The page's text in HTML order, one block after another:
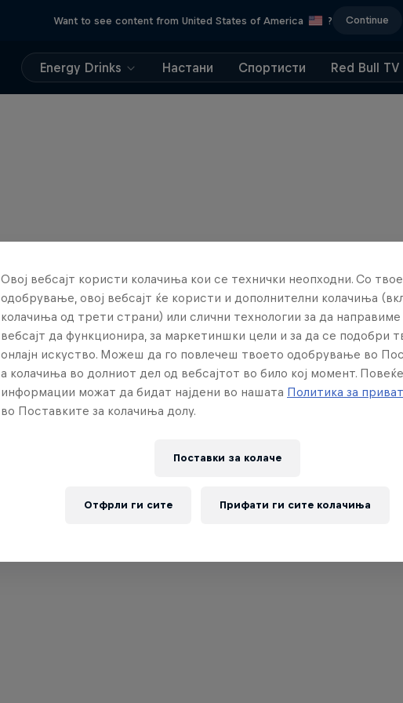
Want to see content from United States of America ? Continue
Energy Drinks Настани Спортисти Red Bull TV
Овој вебсајт користи колачиња кои се технички неопходни. Со твое
одобрување, овој вебсајт ќе користи и дополнителни колачиња
колачиња од трети страни) или слични технологии за да
вебсајт да функционира, за маркетиншки цели и за да се подобри
онлајн искуство. Можеш да го повлечеш твоето одобрување во
а колачиња во долниот дел од вебсајтот во било кој момент. Повеќе
информации можат да бидат најдени во нашата Политика за
во Поставките за колачиња долу.
Поставки за колачe
Отфрли ги сите Прифати ги сите колачиња